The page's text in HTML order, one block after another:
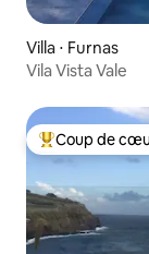
Villa ⋅ Furnas
Vila Vista Vale
Coups de cœur
Coup de